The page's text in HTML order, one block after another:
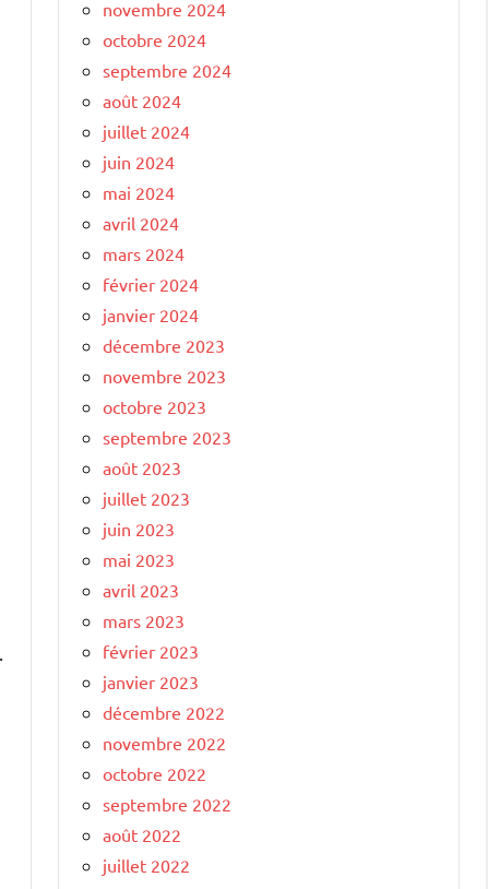
novembre 2024
octobre 2024
septembre 2024
août 2024
juillet 2024
juin 2024
mai 2024
avril 2024
mars 2024
février 2024
janvier 2024
décembre 2023
novembre 2023
octobre 2023
septembre 2023
août 2023
juillet 2023
juin 2023
mai 2023
avril 2023
mars 2023
février 2023
janvier 2023
décembre 2022
novembre 2022
octobre 2022
septembre 2022
août 2022
juillet 2022